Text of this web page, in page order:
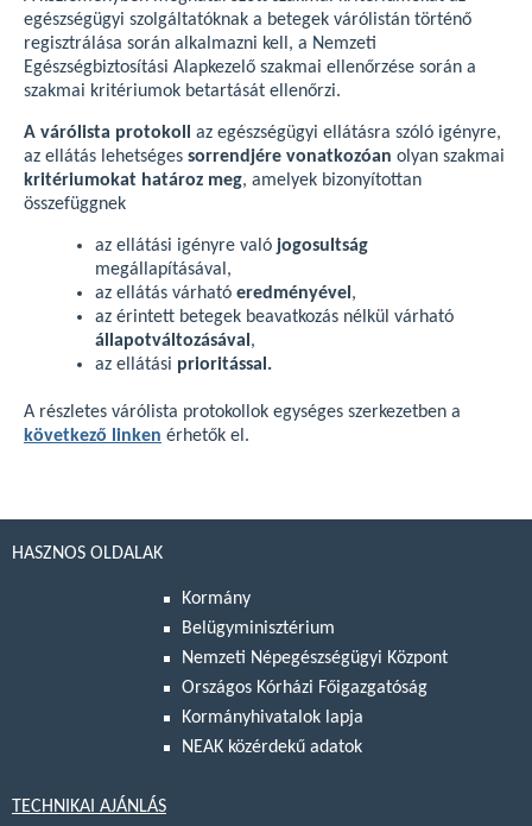
egészségügyi szolgáltatóknak a betegek várólistán történő
regisztrálása során alkalmazni kell, a Nemzeti
Egészségbiztosítási Alapkezelő szakmai ellenőrzése során a
szakmai kritériumok betartását ellenőrzi.
A várólista protokoll
az egészségügyi ellátásra szóló igényre,
az ellátás lehetséges sorrendjére vonatkozóan olyan szakmai
kritériumokat határoz meg, amelyek bizonyítottan
összefüggnek
az ellátási igényre való jogosultság
megállapításával,
az ellátás várható eredményével ,
az érintett betegek beavatkozás nélkül várható
állapotváltozásával ,
az ellátási prioritással.
A részletes várólista protokollok egységes szerkezetben a
következő linken érhetők el.
HASZNOS OLDALAK
Kormány
Belügyminisztérium
Nemzeti Népegészségügyi Központ
Országos Kórházi Főigazgatóság
Kormányhivatalok lapja
NEAK közérdekű adatok
TECHNIKAI AJÁNLÁS